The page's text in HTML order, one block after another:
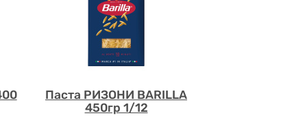
Паста РИЗОНИ BARILLA
450гр 1/12